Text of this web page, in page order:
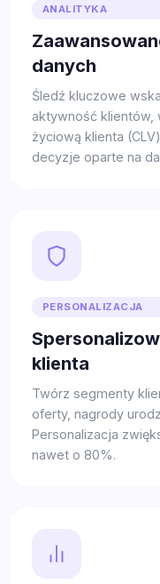
ANALITYKA
danych
Śledź kluczowe
aktywność klientów,
życiową klienta
decyzje oparte na
PERSONALIZACJA
klienta
Twórz segmenty
oferty, nagrody
Personalizacja
nawet o 80%.